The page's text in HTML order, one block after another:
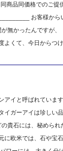
品同価格でのご提
お客様から
時間が無かったん
くて、今日からつ
イと呼ばれていま
イガーアイは珍しい
には、秘められ
に欧米では、石や宝